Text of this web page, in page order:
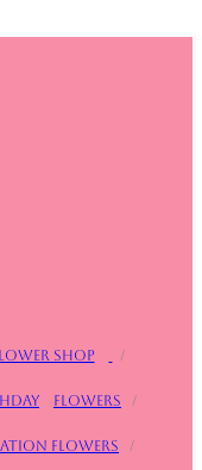
Shop /
Flowers /
flowers /